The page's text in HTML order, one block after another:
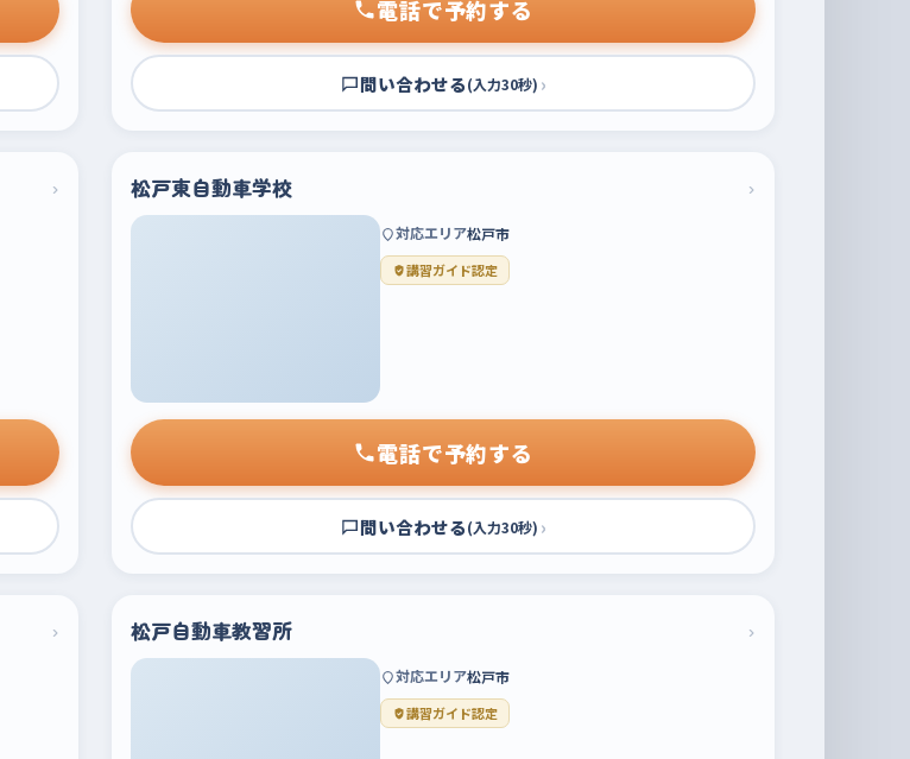
電話で予約する
問い合わせる(入力30秒) ›
› 松戸東自動車学校 ›
対応エリア松戸市
講習ガイド認定
電話で予約する
問い合わせる(入力30秒) ›
› 松戸自動車教習所 ›
対応エリア松戸市
講習ガイド認定